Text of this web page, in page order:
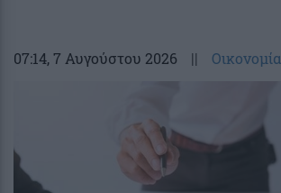
07:14, 7 Αυγούστου 2026 || Οικονομία